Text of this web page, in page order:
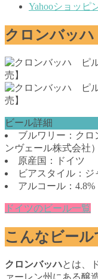
Yahooショッピ
クロンバッ
ビール詳細
ブルワリー：クロ
ンヴェール株式会社）
原産国：ドイツ
ビアスタイル：
アルコール：4.8%
ドイツのビール一覧
こんなビール
クロンバッハとは、
ァーレン州にある醸